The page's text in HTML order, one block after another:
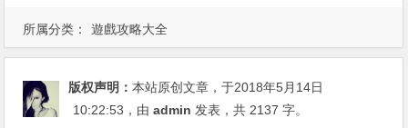
所属分类： 遊戲攻略大全
版权声明：本站原创文章，于2018年5月14日
10:22:53 ，由admin 发表，共 2137 字。